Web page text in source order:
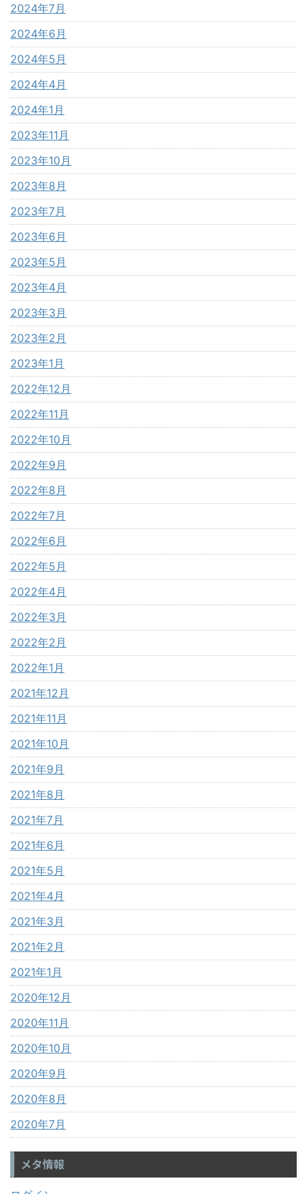
2024年7月
2024年6月
2024年5月
2024年4月
2024年1月
2023年11月
2023年10月
2023年8月
2023年7月
2023年6月
2023年5月
2023年4月
2023年3月
2023年2月
2023年1月
2022年12月
2022年11月
2022年10月
2022年9月
2022年8月
2022年7月
2022年6月
2022年5月
2022年4月
2022年3月
2022年2月
2022年1月
2021年12月
2021年11月
2021年10月
2021年9月
2021年8月
2021年7月
2021年6月
2021年5月
2021年4月
2021年3月
2021年2月
2021年1月
2020年12月
2020年11月
2020年10月
2020年9月
2020年8月
2020年7月
メタ情報